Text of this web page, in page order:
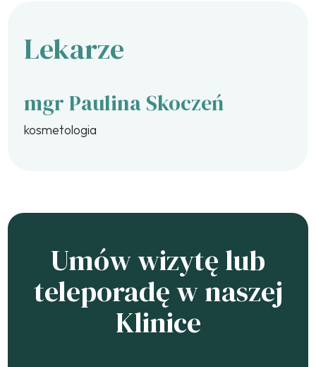
Lekarze
mgr Paulina Skoczeń
kosmetologia
Umów wizytę lub
teleporadę w naszej
Klinice